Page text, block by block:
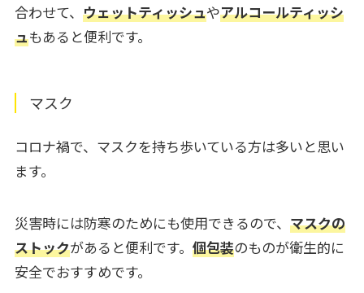
合わせて、 ウェットティッシュやアルコールティッシ
ュもあると便利です。
マスク
コロナ禍で、マスクを持ち歩いている方は多いと思い
ます。
災害時には防寒のためにも使用できるので、 マスクの
ストックがあると便利です。 個包装のものが衛生的に
安全でおすすめです。